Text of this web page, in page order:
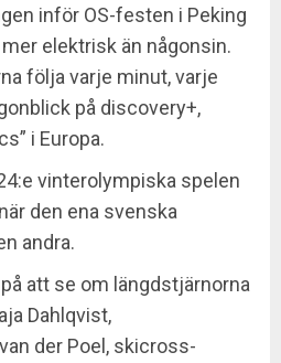
inför OS-festen i Peking
elektrisk än någonsin.
följa varje minut, varje
på discovery+,
i Europa.
vinterolympiska spelen
den ena svenska
andra.
på att se om längdstjärnorna
Dahlqvist,
der Poel, skicross-